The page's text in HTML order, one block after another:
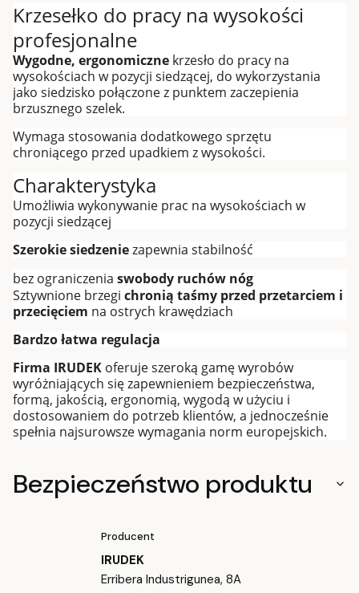
Krzesełko do pracy na wysokości
profesjonalne
Wygodne, ergonomiczne krzesło do pracy na
wysokościach w pozycji siedzącej, do wykorzystania
jako siedzisko połączone z punktem zaczepienia
brzusznego szelek.
Wymaga stosowania dodatkowego sprzętu
chroniącego przed upadkiem z wysokości.
Charakterystyka
Umożliwia wykonywanie prac na wysokościach w
pozycji siedzącej
Szerokie siedzeniezapewnia stabilność
bez ograniczenia swobody ruchów nóg
Sztywnione brzegi chronią taśmy przed przetarciem i
przecięciem na ostrych krawędziach
Bardzo łatwa regulacja
Firma IRUDEK oferuje szeroką gamę wyrobów
wyróżniających się zapewnieniem bezpieczeństwa,
formą, jakością, ergonomią, wygodą w użyciu i
dostosowaniem do potrzeb klientów, a jednocześnie
spełnia najsurowsze wymagania norm europejskich.
Bezpieczeństwo produktu
Producent
IRUDEK
Erribera Industrigunea, 8A